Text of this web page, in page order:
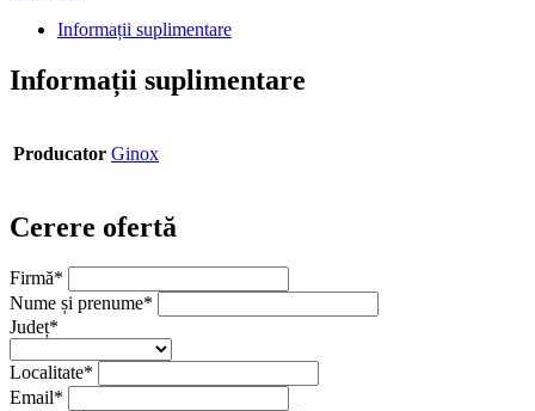
Informații suplimentare
Informații suplimentare
Producator Ginox
Cerere ofertă
Firmă*
Nume și prenume*
Județ*
Localitate*
Email*